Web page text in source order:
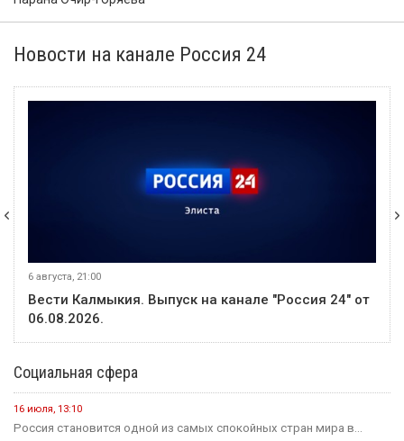
Новости на канале Россия 24
6 августа, 21:00
Вести Калмыкия. Выпуск на канале "Россия 24" от
06.08.2026.
Социальная сфера
16 июля, 13:10
Россия становится одной из самых спокойных стран мира в...